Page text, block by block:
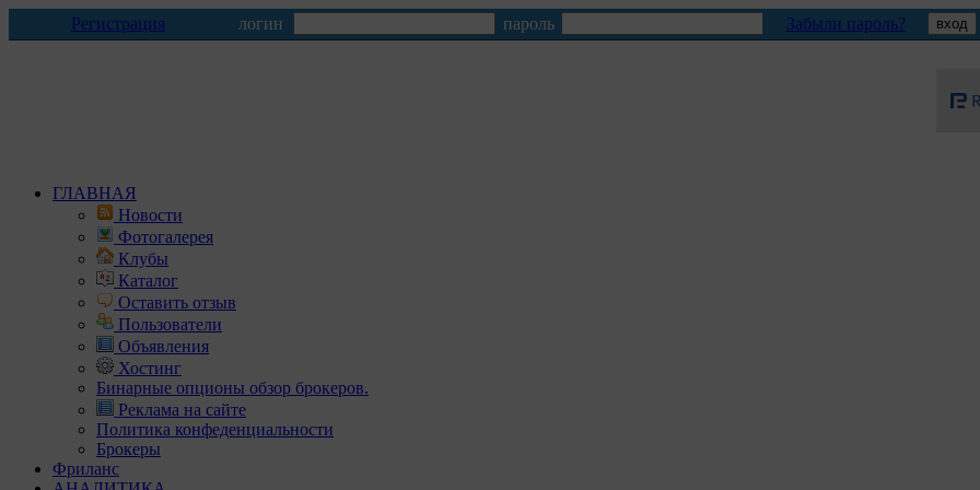
Регистрация логин пароль Забыли пароль?
ГЛАВНАЯ
Новости
Фотогалерея
Клубы
Каталог
Оставить отзыв
Пользователи
Объявления
Хостинг
Бинарные опционы обзор брокеров.
Реклама на сайте
Политика конфеденциальности
Брокеры
Фриланс